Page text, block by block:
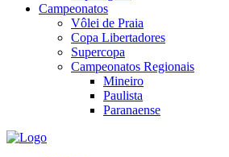
Campeonatos
Vôlei de Praia
Copa Libertadores
Supercopa
Campeonatos Regionais
Mineiro
Paulista
Paranaense